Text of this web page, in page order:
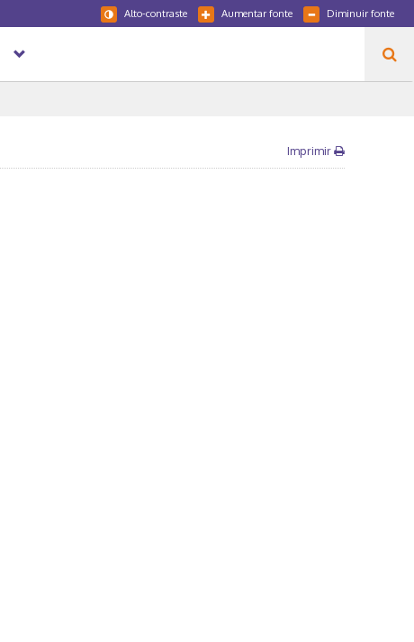
Diminuir fonte
Aumentar fonte
Alto-contraste
Imprimir